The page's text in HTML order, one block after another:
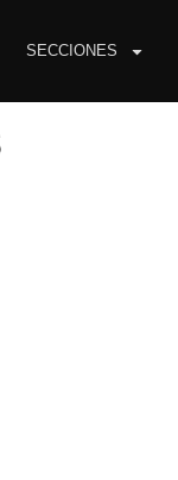
SECCIONES